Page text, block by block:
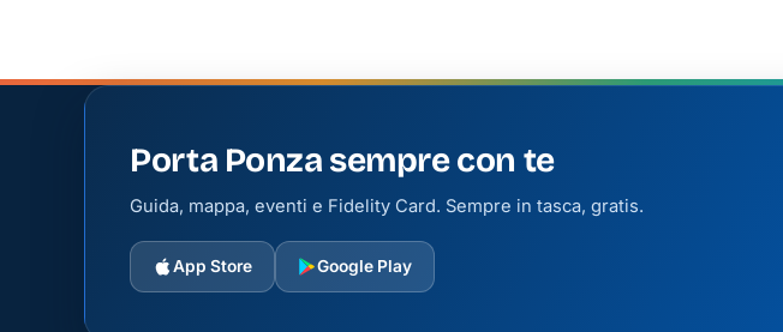
Porta Ponza sempre con te
Guida, mappa, eventi e Fidelity Card. Sempre in tasca, gratis.
App Store Google Play